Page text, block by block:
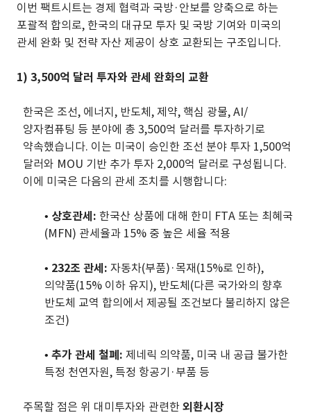
이번 팩트시트는 경제 협력과 국방·안보를 양축으로 하는
포괄적 합의로, 한국의 대규모 투자 및 국방 기여와 미국의
관세 완화 및 전략 자산 제공이 상호 교환되는 구조입니다.
1) 3,500억 달러 투자와 관세 완화의 교환
한국은 조선, 에너지, 반도체, 제약, 핵심 광물, AI/
양자컴퓨팅 등 분야에 총 3,500억 달러를 투자하기로
약속했습니다. 이는 미국이 승인한 조선 분야 투자 1,500억
달러와 MOU 기반 추가 투자 2,000억 달러로 구성됩니다.
이에 미국은 다음의 관세 조치를 시행합니다:
• 상호관세: 한국산 상품에 대해 한미 FTA 또는 최혜국
(MFN) 관세율과 15% 중 높은 세율 적용
• 232조 관세: 자동차(부품)·목재(15%로 인하),
의약품(15% 이하 유지), 반도체(다른 국가와의 향후
반도체 교역 합의에서 제공될 조건보다 불리하지 않은
조건)
• 추가 관세 철폐: 제네릭 의약품, 미국 내 공급 불가한
특정 천연자원, 특정 항공기·부품 등
주목할 점은 위 대미투자와 관련한 외환시장